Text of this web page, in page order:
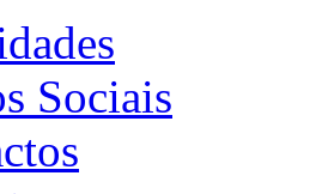
Sociais